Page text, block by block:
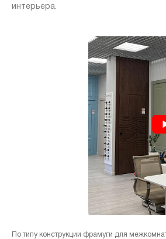
интерьера.
По типу конструкции фрамуги для